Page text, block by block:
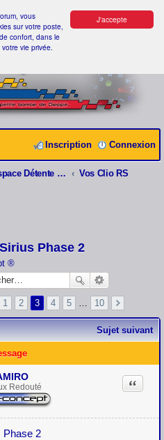
J'accepte
vous
sur votre poste,
confort, dans le
vie privée.
Connexion
Inscription
L'Espace Détente Clio RS Concept ® Vos Clio RS
Sirius Phase 2
®
1 2 3 4 5 10
Sujet suivant
Redouté
Phase 2
Citation